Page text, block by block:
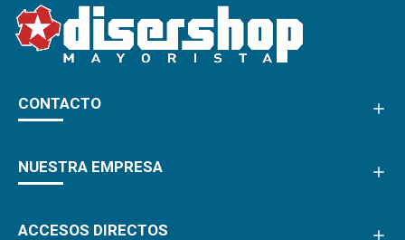
CONTACTO
NUESTRA EMPRESA
ACCESOS DIRECTOS